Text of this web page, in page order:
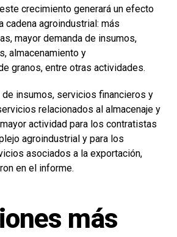
crecimiento generará un efecto
cadena agroindustrial: más
mayor demanda de insumos,
almacenamiento y
granos, entre otras actividades.
insumos, servicios financieros y
relacionados al almacenaje y
actividad para los contratistas
agroindustrial y para los
asociados a la exportación,
en el informe.
más